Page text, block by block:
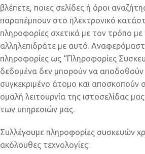
βλέπετε, ποιες σελίδες ή όροι
παραπέμπουν στο ηλεκτρονικό
πληροφορίες σχετικά με τον τρόπο με
αλληλεπιδράτε με αυτό.
πληροφορίες ως “Πληροφορίες
δεδομένα δεν μπορούν να αποδοθούν
συγκεκριμένο άτομο και αποσκοπούν
ομαλή λειτουργία της ιστοσελίδας
των υπηρεσιών μας.
Συλλέγουμε πληροφορίες συσκευών
ακόλουθες τεχνολογίες: